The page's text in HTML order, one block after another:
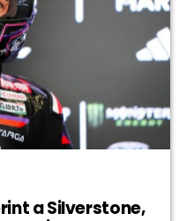
a Silverstone,